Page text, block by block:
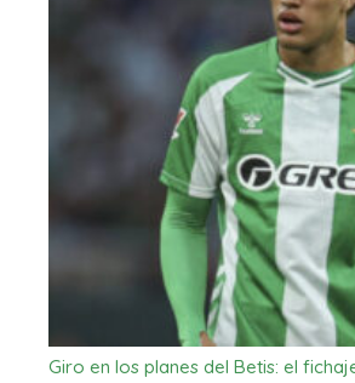
Giro en los planes del Betis: el